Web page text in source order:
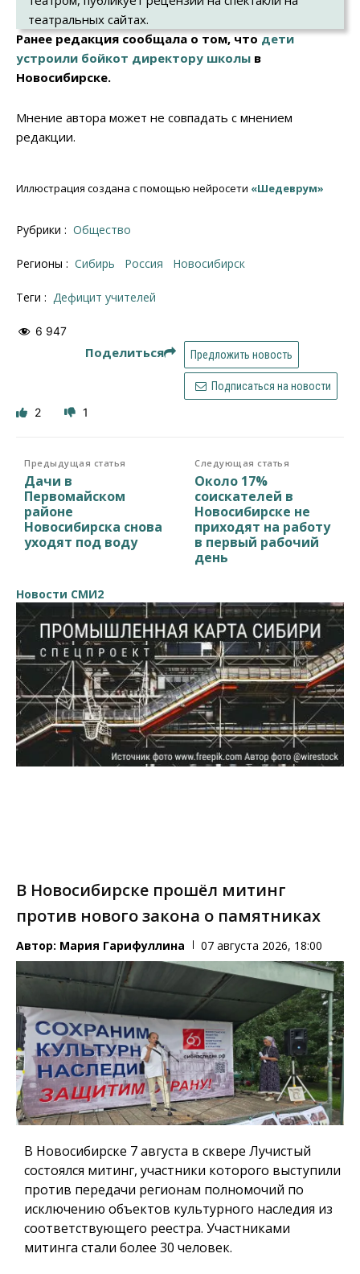
театральных сайтах.
Ранее редакция сообщала о том, чтодети
устроили бойкот директору школы в
Новосибирске.
Мнение автора может не совпадать с мнением
редакции.
Иллюстрация создана с помощью нейросети «Шедеврум»
Рубрики : Общество
Регионы : Сибирь Россия Новосибирск
Теги : дефицит учителей
6 947
Поделиться Предложить новость
Подписаться на новости
2 1
Предыдущая статья
Дачи в
Первомайском
районе
Новосибирска снова
уходят под воду
Следующая статья
Около 17%
соискателей в
Новосибирске не
приходят на работу
в первый рабочий
день
Новости СМИ2
В Новосибирске прошёл митинг
против нового закона о памятниках
Автор: Мария Гарифуллина 07 августа 2026, 18:00
В Новосибирске 7 августа в сквере Лучистый
состоялся митинг, участники которого выступили
против передачи регионам полномочий по
исключению объектов культурного наследия из
соответствующего реестра. Участниками
митинга стали более 30 человек.